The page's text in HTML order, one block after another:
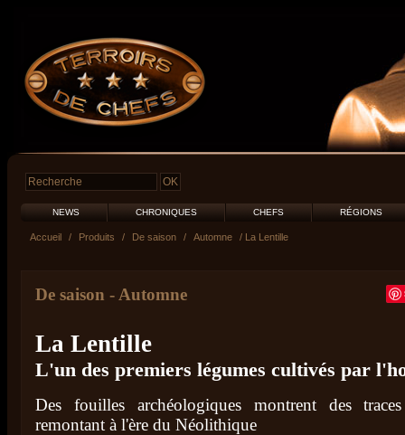
NEWS CHRONIQUES CHEFS RÉGIONS
Accueil / Produits / De saison / Automne / La Lentille
De saison - Automne
La Lentille
L'un des premiers légumes cultivés par
Des fouilles archéologiques montrent des
remontant à l'ère du Néolithique